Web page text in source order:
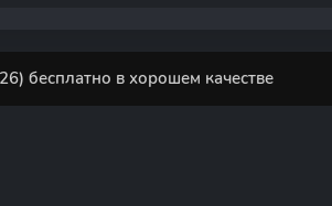
бесплатно в хорошем качестве